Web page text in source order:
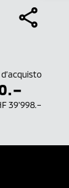
39'998.–